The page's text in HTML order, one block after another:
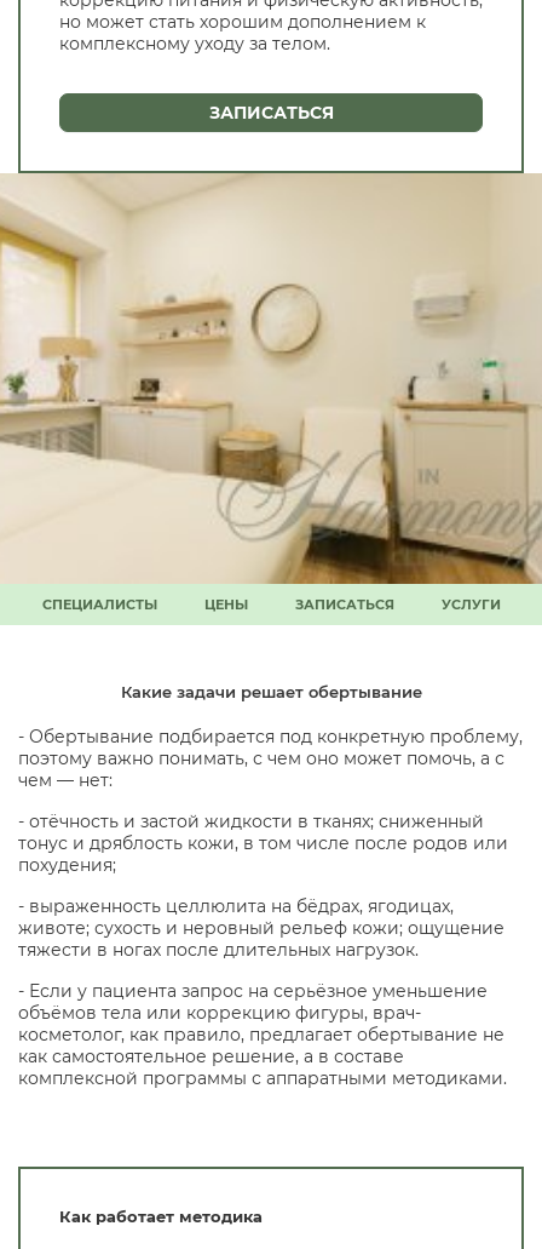
но может стать хорошим дополнением к
комплексному уходу за телом.
ЗАПИСАТЬСЯ
СПЕЦИАЛИСТЫ ЦЕНЫ ЗАПИСАТЬСЯ УСЛУГИ
Какие задачи решает обертывание
- Обертывание подбирается под конкретную проблему,
поэтому важно понимать, с чем оно может помочь, а с
чем — нет:
- отёчность и застой жидкости в тканях; сниженный
тонус и дряблость кожи, в том числе после родов или
похудения;
- выраженность целлюлита на бёдрах, ягодицах,
животе; сухость и неровный рельеф кожи; ощущение
тяжести в ногах после длительных нагрузок.
- Если у пациента запрос на серьёзное уменьшение
объёмов тела или коррекцию фигуры, врач-
косметолог, как правило, предлагает обертывание не
как самостоятельное решение, а в составе
комплексной программы с аппаратными методиками.
Как работает методика